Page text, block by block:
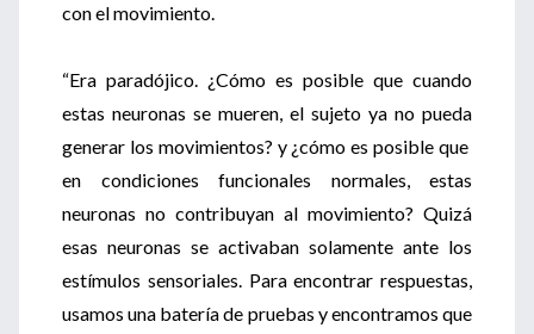
con el movimiento.
“Era paradójico. ¿Cómo es posible que cuando
estas neuronas se mueren, el sujeto ya no pueda
generar los movimientos? y ¿cómo es posible que
en condiciones funcionales normales, estas
neuronas no contribuyan al movimiento? Quizá
esas neuronas se activaban solamente ante los
estímulos sensoriales. Para encontrar respuestas,
usamos una batería de pruebas y encontramos que